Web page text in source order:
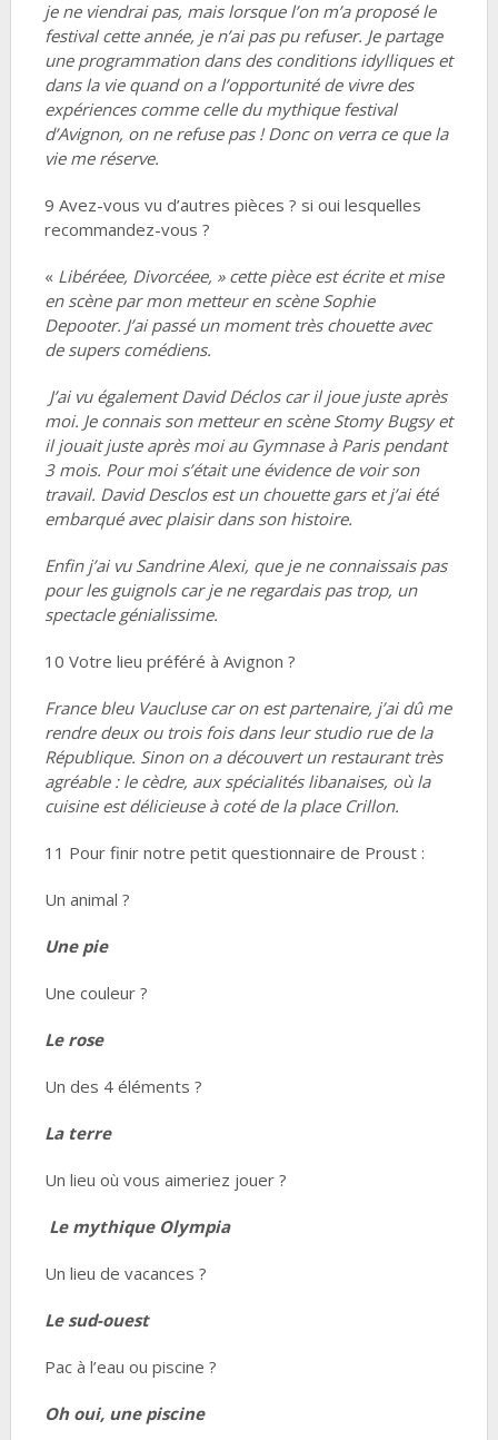
je ne viendrai pas, mais lorsque l’on m’a proposé le
festival cette année, je n’ai pas pu refuser. Je partage
une programmation dans des conditions idylliques et
dans la vie quand on a l’opportunité de vivre des
expériences comme celle du mythique festival
d’Avignon, on ne refuse pas ! Donc on verra ce que la
vie me réserve.
9 Avez-vous vu d’autres pièces ? si oui lesquelles
recommandez-vous ?
« Libéréee, Divorcéee, » cette pièce est écrite et mise
en scène par mon metteur en scène Sophie
Depooter. J’ai passé un moment très chouette avec
de supers comédiens.
J’ai vu également David Déclos car il joue juste après
moi. Je connais son metteur en scène Stomy Bugsy et
il jouait juste après moi au Gymnase à Paris pendant
3 mois. Pour moi s’était une évidence de voir son
travail. David Desclos est un chouette gars et j’ai été
embarqué avec plaisir dans son histoire.
Enfin j’ai vu Sandrine Alexi, que je ne connaissais pas
pour les guignols car je ne regardais pas trop, un
spectacle génialissime.
10 Votre lieu préféré à Avignon ?
France bleu Vaucluse car on est partenaire, j’ai dû me
rendre deux ou trois fois dans leur studio rue de la
République. Sinon on a découvert un restaurant très
agréable : le cèdre, aux spécialités libanaises, où la
cuisine est délicieuse à coté de la place Crillon.
11 Pour finir notre petit questionnaire de Proust :
Un animal ?
Une pie
Une couleur ?
Le rose
Un des 4 éléments ?
La terre
Un lieu où vous aimeriez jouer ?
Le mythique Olympia
Un lieu de vacances ?
Le sud-ouest
Pac à l’eau ou piscine ?
Oh oui, une piscine